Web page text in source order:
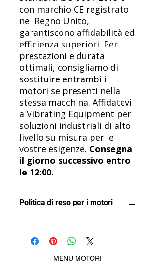
con marchio CE registrato
nel Regno Unito,
garantiscono affidabilità ed
efficienza superiori. Per
prestazioni e durata
ottimali, consigliamo di
sostituire entrambi i
motori se presenti nella
stessa macchina. Affidatevi
a Vibrating Equipment per
soluzioni industriali di alto
livello su misura per le
vostre esigenze. Consegna
il giorno successivo entro
le 12:00.
Politica di reso per i motori
tuo acquisto.
I motori possono essere restituiti
per un rimborso a condizione che
MENU MOTORI